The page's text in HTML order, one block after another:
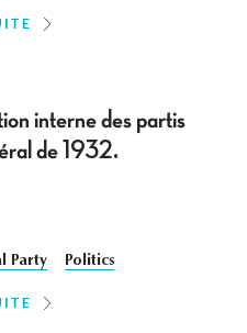
interne des partis
de 1932.
Party Politics